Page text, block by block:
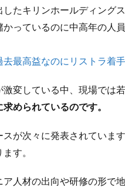
たキリンホールディング
っているのに中高年の人
最高益なのにリストラ着手
変している中、現場では
められているのです。
が次々に発表されていま
す。
人材の出向や研修の形で